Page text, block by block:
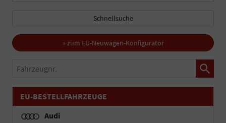
Schnellsuche
» zum EU-Neuwagen-Konfigurator
Fahrzeugnr.
EU-BESTELLFAHRZEUGE
Audi